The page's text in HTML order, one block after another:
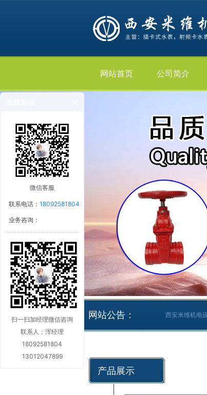
网站首页 公司简介
网站公告： 西安米维机电
产品展示
微信客服
联系电话：18092581804
业务咨询：
扫一扫加经理微信咨询
联系人：浑经理
18092581804
13012047899